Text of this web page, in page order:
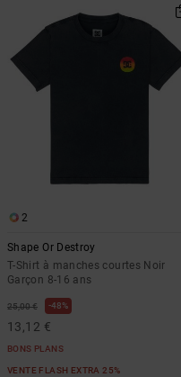
2
Shape Or Destroy
T-Shirt à manches courtes Noir
Garçon 8-16 ans
25,00 € 48%
13,12 €
BONS PLANS
VENTE FLASH EXTRA 25%